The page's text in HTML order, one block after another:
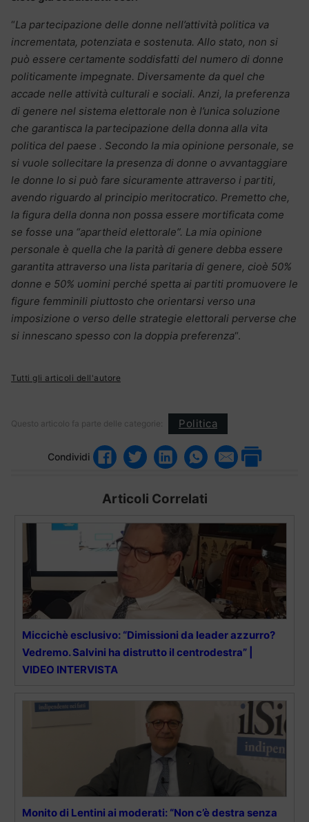
“La partecipazione delle donne nell’attività politica va
incrementata, potenziata e sostenuta. Allo stato, non si
può essere certamente soddisfatti del numero di donne
politicamente impegnate. Diversamente da quel che
accade nelle attività culturali e sociali. Anzi, la preferenza
di genere nel sistema elettorale non è l’unica soluzione
che garantisca la partecipazione della donna alla vita
politica del paese . Secondo la mia opinione personale, se
si vuole sollecitare la presenza di donne o avvantaggiare
le donne lo si può fare sicuramente attraverso i partiti,
avendo riguardo al principio meritocratico. Premetto che,
la figura della donna non possa essere mortificata come
se fosse una “apartheid elettorale”. La mia opinione
personale è quella che la parità di genere debba essere
garantita attraverso una lista paritaria di genere, cioè 50%
donne e 50% uomini perché spetta ai partiti promuovere le
figure femminili piuttosto che orientarsi verso una
imposizione o verso delle strategie elettorali perverse che
si innescano spesso con la doppia preferenza“.
Tutti gli articoli dell'autore
Questo articolo fa parte delle categorie: Politica
Condividi
Articoli Correlati
Miccichè esclusivo: “Dimissioni da leader azzurro?
Vedremo. Salvini ha distrutto il centrodestra” |
VIDEO INTERVISTA
Monito di Lentini ai moderati: “Non c’è destra senza